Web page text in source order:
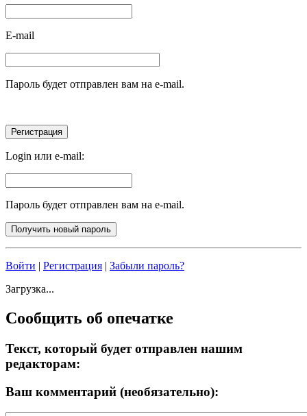
E-mail
Пароль будет отправлен вам на e-mail.
Login или e-mail:
Пароль будет отправлен вам на e-mail.
Войти | Регистрация | Забыли пароль?
Загрузка...
Сообщить об опечатке
Текст, который будет отправлен нашим
редакторам:
Ваш комментарий (необязательно):